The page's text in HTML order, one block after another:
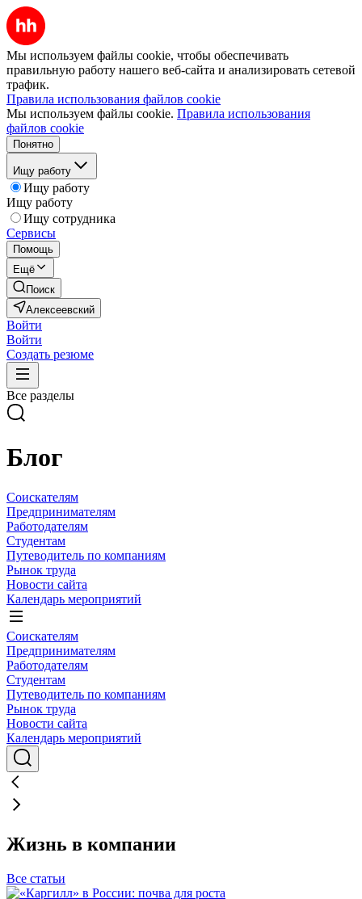
Мы используем файлы cookie, чтобы обеспечивать
правильную работу нашего веб-сайта и анализировать сетевой
трафик.
Правила использования файлов cookie
Мы используем файлы cookie. Правила использования
файлов cookie
Понятно
Ищу работу
Ищу работу
Ищу работу
Ищу сотрудника
Сервисы
Помощь
Ещё
Поиск
Алексеевский
Войти
Войти
Создать резюме
Все разделы
Блог
Соискателям
Предпринимателям
Работодателям
Студентам
Путеводитель по компаниям
Рынок труда
Новости сайта
Календарь мероприятий
Соискателям
Предпринимателям
Работодателям
Студентам
Путеводитель по компаниям
Рынок труда
Новости сайта
Календарь мероприятий
Жизнь в компании
Все статьи